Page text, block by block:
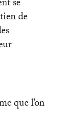
se
de
que l’on